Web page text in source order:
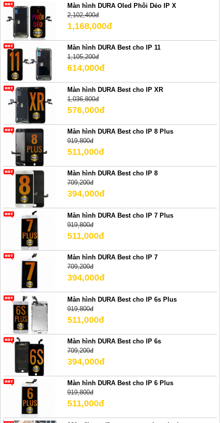
Màn hình DURA Oled Phôi Dẻo IP X
2,102,400đ
1,168,000đ
Màn hình DURA Best cho IP 11
1,105,200đ
614,000đ
Màn hình DURA Best cho IP XR
1,036,800đ
576,000đ
Màn hình DURA Best cho IP 8 Plus
919,800đ
511,000đ
Màn hình DURA Best cho IP 8
709,200đ
394,000đ
Màn hình DURA Best cho IP 7 Plus
919,800đ
511,000đ
Màn hình DURA Best cho IP 7
709,200đ
394,000đ
Màn hình DURA Best cho IP 6s Plus
919,800đ
511,000đ
Màn hình DURA Best cho IP 6s
709,200đ
394,000đ
Màn hình DURA Best cho IP 6 Plus
919,800đ
511,000đ